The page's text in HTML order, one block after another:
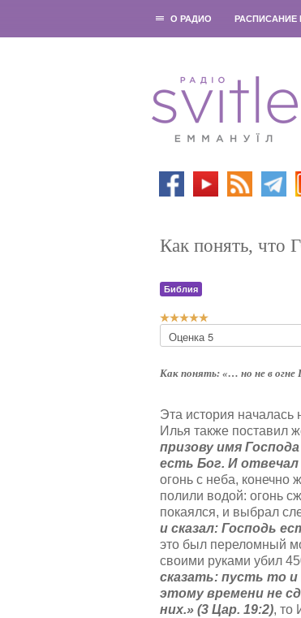
О РАДИО РАСПИСАНИЕ
Как понять,
Библия
Р
й
и
г
:
5
/
5
П
о
а
й
с
т
а
,
о
ц
е
н
и
т
е
Как понять: «… но не в огне
Эта история началась
Илья также поставил
призову имя
есть Бог. И отвечал
огонь с неба, конечно
полили водой: огонь
покаялся, и выбрал
и сказал: Господь
это был переломный
своими руками убил
сказать: пусть то
этому времени не
них.» (3 Цар. 19:2), то